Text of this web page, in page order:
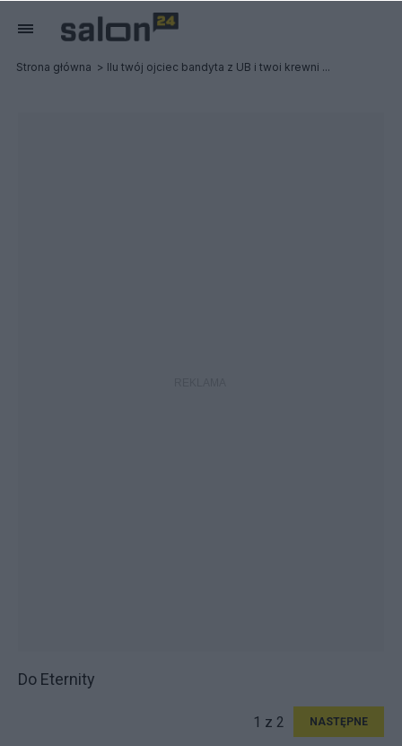
Strona główna Ilu twój ojciec bandyta z UB i twoi krewni ...
Do Eternity
1 z 2 NASTĘPNE